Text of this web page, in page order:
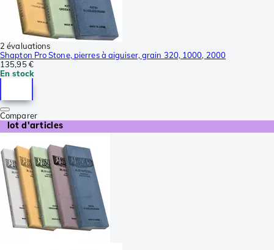
2 évaluations
Shapton Pro Stone, pierres à aiguiser, grain 320, 1000, 2000
135,95 €
En stock
Comparer
lot d'articles